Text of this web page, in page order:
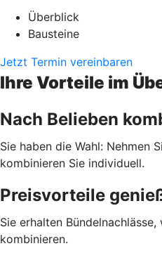
Überblick
Bausteine
Jetzt Termin vereinbaren
Ihre Vorteile im
Nach Belieben
Sie haben die Wahl: Nehmen
kombinieren Sie individuell.
Preisvorteile
Sie erhalten
kombinieren.